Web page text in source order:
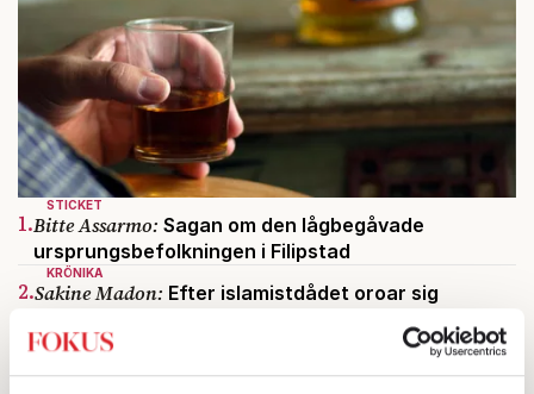
STICKET
1.Bitte Assarmo: Sagan om den lågbegåvade
ursprungsbefolkningen i Filipstad
KRÖNIKA
2.Sakine Madon: Efter islamistdådet oroar sig
KRÖNIKA
3. Frans Wachtmeister:
Ja, AC är ett hot mot den